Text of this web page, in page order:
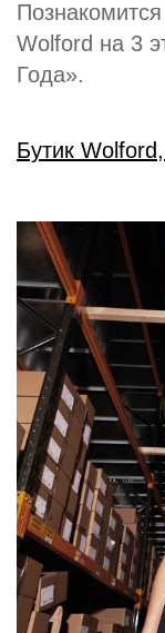
Wolford на 3
Года».
Бутик